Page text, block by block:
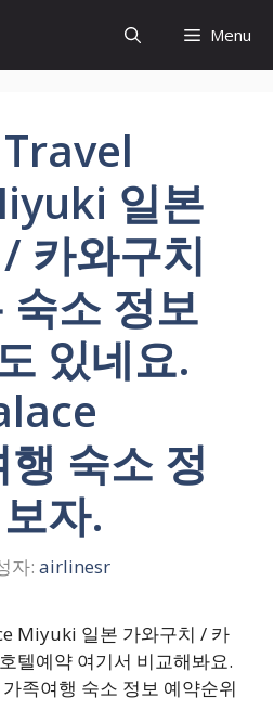
Menu
일본
카와구치
숙소 정보
있네요.
숙소 정
자.
자: airlinesr
Miyuki 일본 가와구치 / 카
텔예약 여기서 비교해봐요.
족여행 숙소 정보 예약순위